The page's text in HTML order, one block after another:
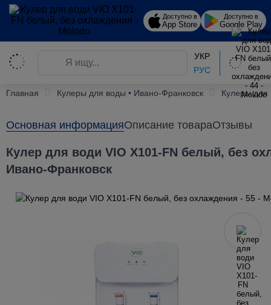
Доступно в
App Store
Доступно в
Google Play
УКР
РУС
Главная Кулеры для воды • Ивано-Франковск Кулеры для
Основная информацияОписание товараОтзывы
Кулер для води VIO X101-FN белый, без
Ивано-Франковск